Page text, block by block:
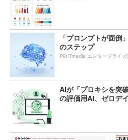
「プロンプトが面
のステップ
PR(ITmedia エンタープライズ)
AIが「プロキシを突
の評価用AI、ゼロデ